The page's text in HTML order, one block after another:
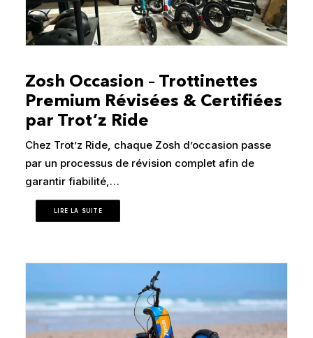
Zosh Occasion – Trottinettes
Premium Révisées & Certifiées
par Trot’z Ride
Chez Trot’z Ride, chaque Zosh d’occasion passe
par un processus de révision complet afin de
garantir fiabilité,…
LIRE LA SUITE